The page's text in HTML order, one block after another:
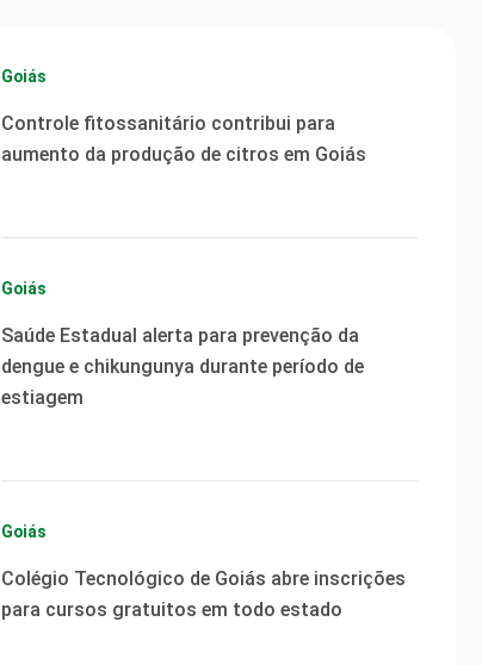
Goiás
Controle fitossanitário contribui para
aumento da produção de citros em Goiás
Goiás
Saúde Estadual alerta para prevenção da
dengue e chikungunya durante período de
estiagem
Goiás
Colégio Tecnológico de Goiás abre inscrições
para cursos gratuitos em todo estado